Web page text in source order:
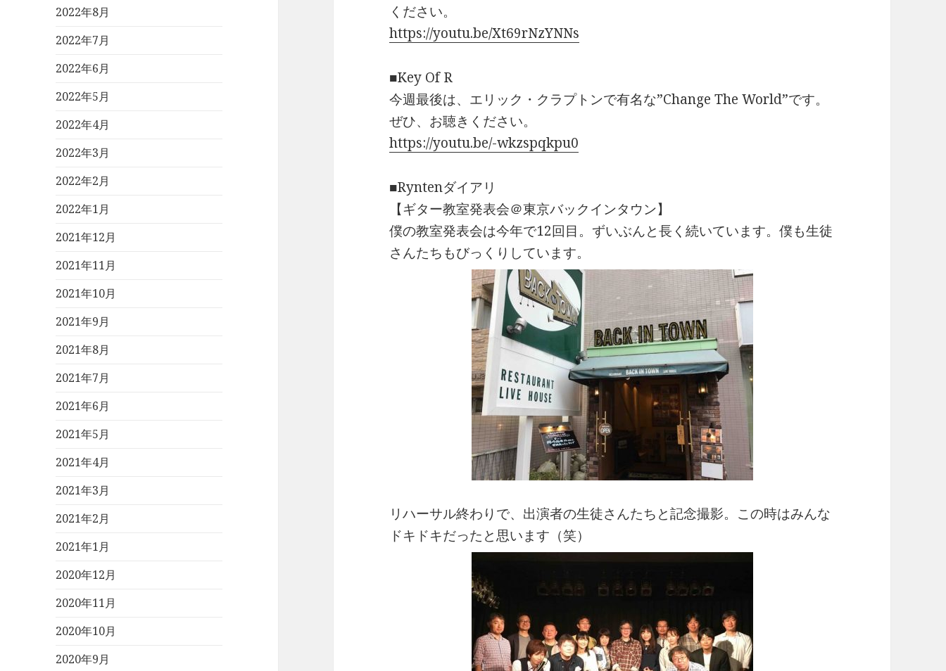
2022年8月
2022年7月
2022年6月
2022年5月
2022年4月
2022年3月
2022年2月
2022年1月
2021年12月
2021年11月
2021年10月
2021年9月
2021年8月
2021年7月
2021年6月
2021年5月
2021年4月
2021年3月
2021年2月
2021年1月
2020年12月
2020年11月
2020年10月
2020年9月
ください。
https://youtu.be/Xt69rNzYNNs
■Key Of R
今週最後は、エリック・クラプトンで有名な”Change The World”です。
ぜひ、お聴きください。
https://youtu.be/-wkzspqkpu0
■Ryntenダイアリ
【ギター教室発表会＠東京バックインタウン】
僕の教室発表会は今年で12回目。ずいぶんと長く続いています。僕も生徒
さんたちもびっくりしています。
リハーサル終わりで、出演者の生徒さんたちと記念撮影。この時はみんな
ドキドキだったと思います（笑）